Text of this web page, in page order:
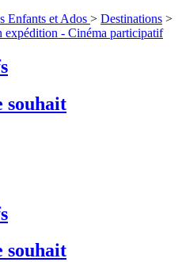
- Cinéma
à 4
sur une expédition ? Ce
cinéma, vous suivrez
traces du Loup au Canada
Enfants et Ados > Destinations >
expédition - Cinéma participatif
souhait
souhait